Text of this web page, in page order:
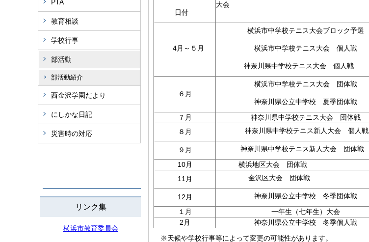
PTA
教育相談
学校行事
部活動
部活動紹介
西金沢学園だより
にしかな日記
災害時の対応
リンク集
横浜市教育委員会
日付
大会
4月～５月
横浜市中学校テニス大会ブロック予選
横浜市中学校テニス大会 個人戦
神奈川県中学校テニス大会 個人戦
６月
横浜市中学校テニス大会 団体戦
神奈川県公立中学校 夏季団体戦
７月
神奈川県中学校テニス大会 団体戦
８月
神奈川県中学校テニス新人大会 個人戦
９月
神奈川県中学校テニス新人大会 団体戦
10月
横浜地区大会 団体戦
11月
金沢区大会 団体戦
12月
神奈川県公立中学校 冬季団体戦
１月
一年生（七年生）大会
2月
神奈川県公立中学校 冬季個人戦
※天候や学校行事等によって変更の可能性があります。